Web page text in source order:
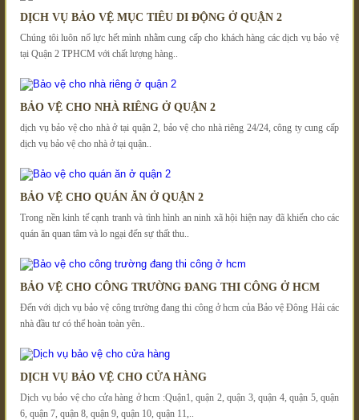
DỊCH VỤ BẢO VỆ MỤC TIÊU DI ĐỘNG Ở QUẬN 2
Chúng tôi luôn nổ lực hết mình nhằm cung cấp cho khách hàng các dịch vụ bảo vệ
tại Quận 2 TPHCM với chất lượng hàng..
BẢO VỆ CHO NHÀ RIÊNG Ở QUẬN 2
dịch vụ bảo vệ cho nhà ở tại quận 2, bảo vệ cho nhà riêng 24/24, công ty cung cấp
dịch vụ bảo vệ cho nhà ở tại quận..
BẢO VỆ CHO QUÁN ĂN Ở QUẬN 2
Trong nền kinh tế cạnh tranh và tình hình an ninh xã hội hiện nay đã khiến cho các
quán ăn quan tâm và lo ngại đến sự thất thu..
BẢO VỆ CHO CÔNG TRƯỜNG ĐANG THI CÔNG Ở HCM
Đến với dịch vụ bảo vệ công trường đang thi công ở hcm của Bảo vệ Đông Hải các
nhà đầu tư có thể hoàn toàn yên..
DỊCH VỤ BẢO VỆ CHO CỬA HÀNG
Dịch vụ bảo vệ cho cửa hàng ở hcm :Quận1, quận 2, quận 3, quận 4, quận 5, quận
6, quận 7, quận 8, quận 9, quận 10, quận 11,..